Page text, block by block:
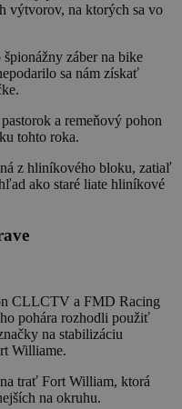
výtvorov, na ktorých sa vo
záber na bike
sa nám získať
a remeňový pohon
tohto roka.
z hliníkového bloku, zatiaľ
ako staré liate hliníkové
CLLCTV a FMD Racing
pohára rozhodli použiť
na stabilizáciu
Williame.
trať Fort William, ktorá
na okruhu.